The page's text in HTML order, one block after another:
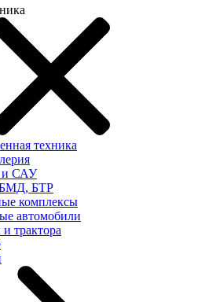
техника
и САУ
БТР
комплексы
автомобили
и трактора